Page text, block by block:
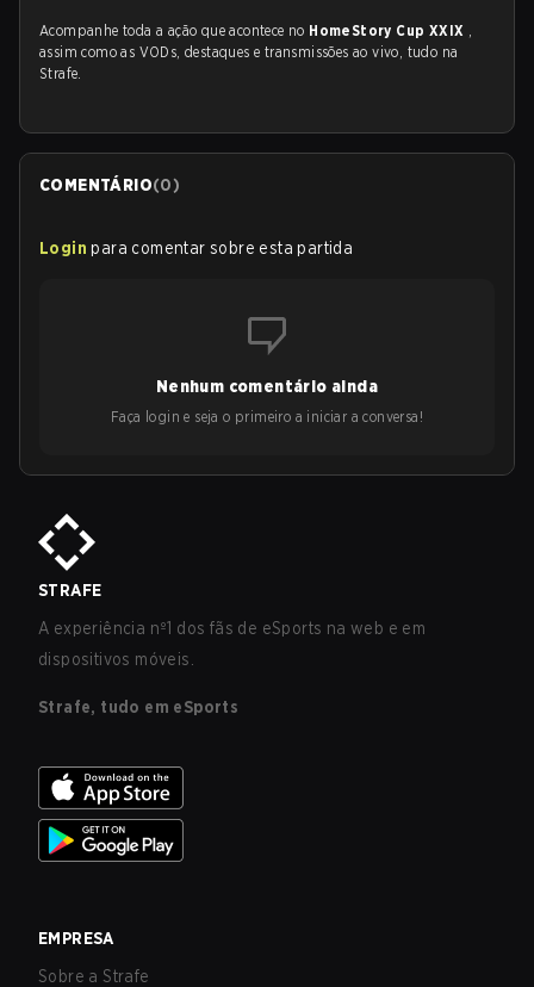
Acompanhe toda a ação que acontece no HomeStory Cup XXIX ,
assim como as VODs, destaques e transmissões ao vivo, tudo na
Strafe.
COMENTÁRIO(0)
Login para comentar sobre esta partida
Nenhum comentário ainda
Faça login e seja o primeiro a iniciar a conversa!
STRAFE
A experiência nº1 dos fãs de eSports na web e em
dispositivos móveis.
Strafe, tudo em eSports
EMPRESA
Sobre a Strafe